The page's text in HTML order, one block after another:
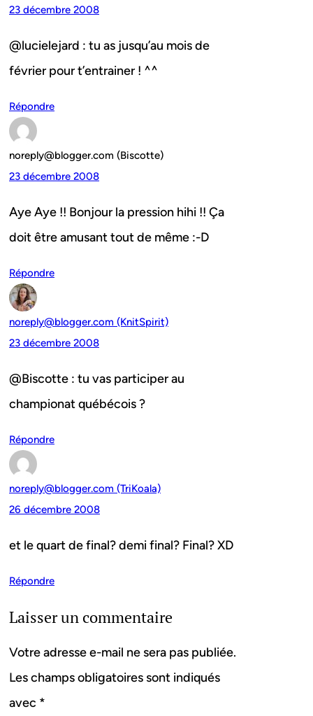
23 décembre 2008
@lucielejard : tu as jusqu’au mois de
février pour t’entrainer ! ^^
Répondre
noreply@blogger.com (Biscotte)
23 décembre 2008
Aye Aye !! Bonjour la pression hihi !! Ça
doit être amusant tout de même :-D
Répondre
noreply@blogger.com (KnitSpirit)
23 décembre 2008
@Biscotte : tu vas participer au
championat québécois ?
Répondre
noreply@blogger.com (TriKoala)
26 décembre 2008
et le quart de final? demi final? Final? XD
Répondre
Laisser un commentaire
Votre adresse e-mail ne sera pas publiée.
Les champs obligatoires sont indiqués
avec *